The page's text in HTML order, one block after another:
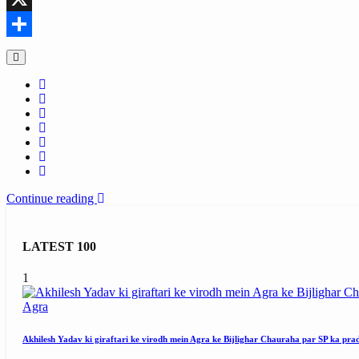
X
Share
Continue reading
LATEST 100
1
Agra
Akhilesh Yadav ki giraftari ke virodh mein Agra ke Bijlighar Chauraha par SP ka